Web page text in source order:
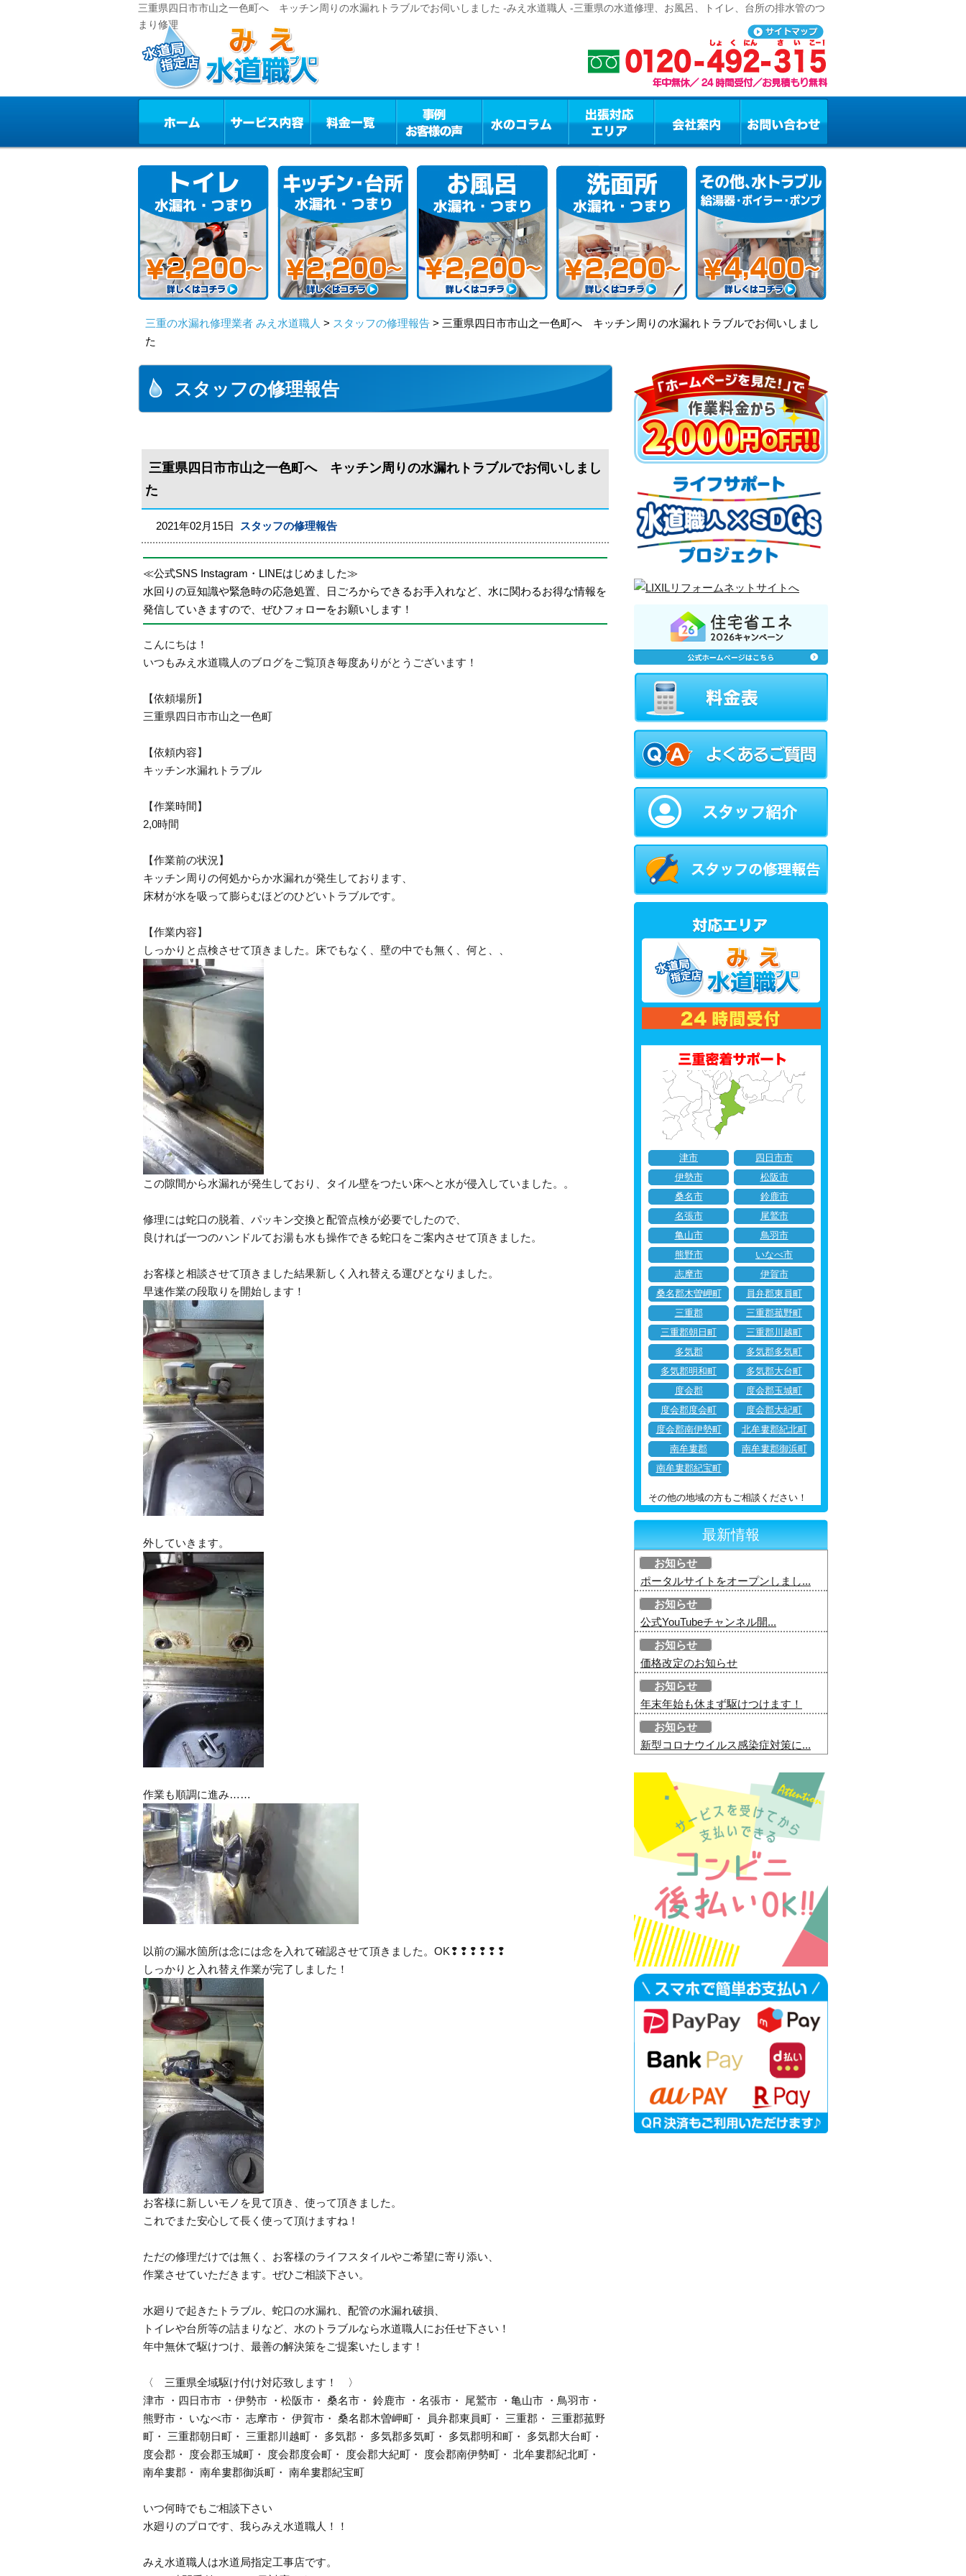
三重県四日市市山之一色町へ キッチン周りの水漏れトラブルでお伺いしました -みえ水道職人 -三重県の水道修理、お風呂、トイレ、台所の排水管のつ
まり修理
三重の水漏れ修理業者 みえ水道職人 > スタッフの修理報告 > 三重県四日市市山之一色町へ キッチン周りの水漏れトラブルでお伺いしまし
た
スタッフの修理報告
三重県四日市市山之一色町へ キッチン周りの水漏れトラブルでお伺いしまし
た
2021年02月15日 スタッフの修理報告
≪公式SNS Instagram・LINEはじめました≫
水回りの豆知識や緊急時の応急処置、日ごろからできるお手入れなど、水に関わるお得な情報を
発信していきますので、ぜひフォローをお願いします！
こんにちは！
いつもみえ水道職人のブログをご覧頂き毎度ありがとうございます！
【依頼場所】
三重県四日市市山之一色町
【依頼内容】
キッチン水漏れトラブル
【作業時間】
2,0時間
【作業前の状況】
キッチン周りの何処からか水漏れが発生しております、
床材が水を吸って膨らむほどのひどいトラブルです。
【作業内容】
しっかりと点検させて頂きました。床でもなく、壁の中でも無く、何と、、
この隙間から水漏れが発生しており、タイル壁をつたい床へと水が侵入していました。。
修理には蛇口の脱着、パッキン交換と配管点検が必要でしたので、
良ければ一つのハンドルてお湯も水も操作できる蛇口をご案内させて頂きました。
お客様と相談させて頂きました結果新しく入れ替える運びとなりました。
早速作業の段取りを開始します！
外していきます。
作業も順調に進み……
以前の漏水箇所は念には念を入れて確認させて頂きました。OK❢❢❢❢❢❢
しっかりと入れ替え作業が完了しました！
お客様に新しいモノを見て頂き、使って頂きました。
これでまた安心して長く使って頂けますね！
ただの修理だけでは無く、お客様のライフスタイルやご希望に寄り添い、
作業させていただきます。ぜひご相談下さい。
水廻りで起きたトラブル、蛇口の水漏れ、配管の水漏れ破損、
トイレや台所等の詰まりなど、水のトラブルなら水道職人にお任せ下さい！
年中無休で駆けつけ、最善の解決策をご提案いたします！
〈 三重県全域駆け付け対応致します！ 〉
津市 ・四日市市 ・伊勢市 ・松阪市・ 桑名市・ 鈴鹿市 ・名張市・ 尾鷲市 ・亀山市 ・鳥羽市・
熊野市・ いなべ市・ 志摩市・ 伊賀市・ 桑名郡木曽岬町・ 員弁郡東員町・ 三重郡・ 三重郡菰野
町・ 三重郡朝日町・ 三重郡川越町・ 多気郡・ 多気郡多気町・ 多気郡明和町・ 多気郡大台町・
度会郡・ 度会郡玉城町・ 度会郡度会町・ 度会郡大紀町・ 度会郡南伊勢町・ 北牟婁郡紀北町・
南牟婁郡・ 南牟婁郡御浜町・ 南牟婁郡紀宝町
いつ何時でもご相談下さい
水廻りのプロです、我らみえ水道職人！！
みえ水道職人は水道局指定工事店です。
津市
四日市市
伊勢市
松阪市
桑名市
鈴鹿市
名張市
尾鷲市
亀山市
鳥羽市
熊野市
いなべ市
志摩市
伊賀市
桑名郡木曽岬町
員弁郡東員町
三重郡
三重郡菰野町
三重郡朝日町
三重郡川越町
多気郡
多気郡多気町
多気郡明和町
多気郡大台町
度会郡
度会郡玉城町
度会郡度会町
度会郡大紀町
度会郡南伊勢町
北牟婁郡紀北町
南牟婁郡
南牟婁郡御浜町
南牟婁郡紀宝町
その他の地域の方もご相談ください！
最新情報
お知らせ
ポータルサイトをオープンしまし...
お知らせ
公式YouTubeチャンネル開...
お知らせ
価格改定のお知らせ
お知らせ
年末年始も休まず駆けつけます！
お知らせ
新型コロナウイルス感染症対策に...